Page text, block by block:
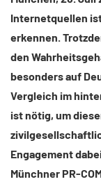
Internetquellen
erkennen.
den
besonders auf
Vergleich im
ist nötig, um
Engagement
Münchner PR-